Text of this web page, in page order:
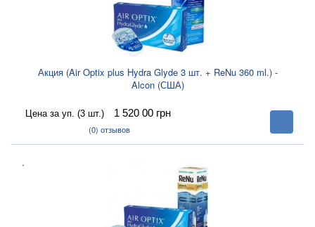
Акция (Air Optix plus Hydra Glyde 3 шт. + ReNu 360 ml.) -
Alcon (США)
Цена за уп. (3 шт.) 1 520 00 грн
(0) отзывов
В
корзину
.